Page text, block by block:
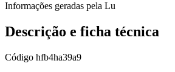
Informações geradas pela Lu
Descrição e ficha técnica
Código hfb4ha39a9